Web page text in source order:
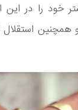
را در این